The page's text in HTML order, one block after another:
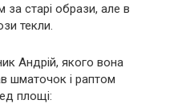
старі образи, але в
текли.
Андрій, якого вона
шматочок і раптом
площі: